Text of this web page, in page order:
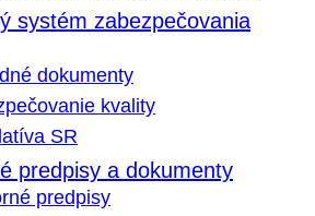
systém zabezpečovania
dokumenty
kvality
SR
predpisy a dokumenty
predpisy